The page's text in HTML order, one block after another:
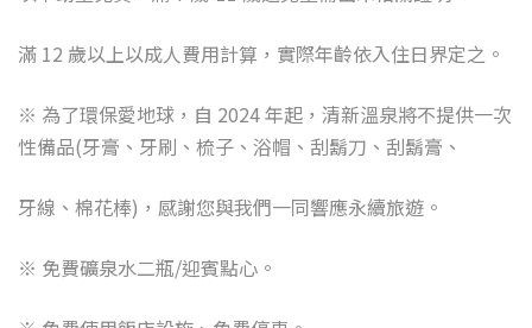
滿 12 歲以上以成人費用計算，實際年齡依入住日界定之。
※ 為了環保愛地球，自 2024年起，清新溫泉將不提供一次
性備品(牙膏、牙刷、梳子、浴帽、刮鬍刀、刮鬍膏、
牙線、棉花棒) ，感謝您與我們一同響應永續旅遊。
※ 免費礦泉水二瓶/迎賓點心。